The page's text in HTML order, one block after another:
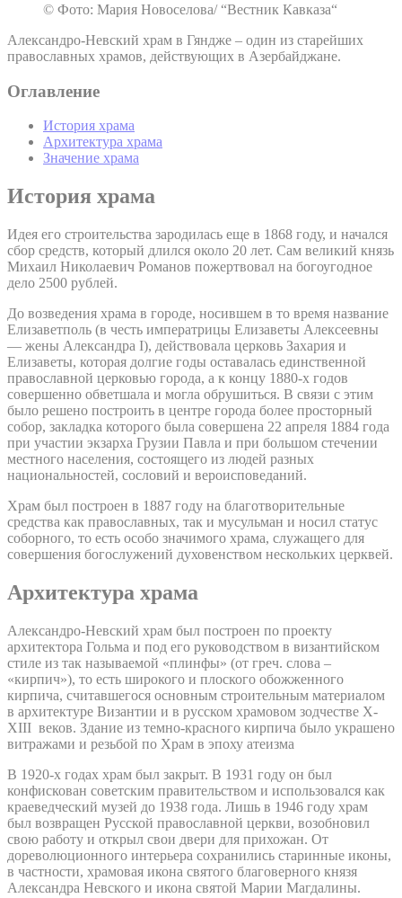
© Фото: Мария Новоселова/ “Вестник Кавказа“
Александро-Невский храм в Гяндже – один из старейших
православных храмов, действующих в Азербайджане.
Оглавление
История храма
Архитектура храма
Значение храма
История храма
Идея его строительства зародилась еще в 1868 году, и начался
сбор средств, который длился около 20 лет. Сам великий князь
Михаил Николаевич Романов пожертвовал на богоугодное
дело 2500 рублей.
До возведения храма в городе, носившем в то время название
Елизаветполь (в честь императрицы Елизаветы Алексеевны
— жены Александра I), действовала церковь Захария и
Елизаветы, которая долгие годы оставалась единственной
православной церковью города, а к концу 1880-х годов
совершенно обветшала и могла обрушиться. В связи с этим
было решено построить в центре города более просторный
собор, закладка которого была совершена 22 апреля 1884 года
при участии экзарха Грузии Павла и при большом стечении
местного населения, состоящего из людей разных
национальностей, сословий и вероисповеданий.
Храм был построен в 1887 году на благотворительные
средства как православных, так и мусульман и носил статус
соборного, то есть особо значимого храма, служащего для
совершения богослужений духовенством нескольких церквей.
Архитектура храма
Александро-Невский храм был построен по проекту
архитектора Гольма и под его руководством в византийском
стиле из так называемой «плинфы» (от греч. слова –
«кирпич»), то есть широкого и плоского обожженного
кирпича, считавшегося основным строительным материалом
в архитектуре Византии и в русском храмовом зодчестве X-
XIII веков. Здание из темно-красного кирпича было украшено
витражами и резьбой по Храм в эпоху атеизма
В 1920-х годах храм был закрыт. В 1931 году он был
конфискован советским правительством и использовался как
краеведческий музей до 1938 года. Лишь в 1946 году храм
был возвращен Русской православной церкви, возобновил
свою работу и открыл свои двери для прихожан. От
дореволюционного интерьера сохранились старинные иконы,
в частности, храмовая икона святого благоверного князя
Александра Невского и икона святой Марии Магдалины.